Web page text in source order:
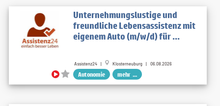
Unternehmungslustige und
freundliche Lebensassistenz mit
eigenem Auto (m/w/d) für ...
Assistenz24 | Klosterneuburg | 06.08.2026
Autonomie mehr ...